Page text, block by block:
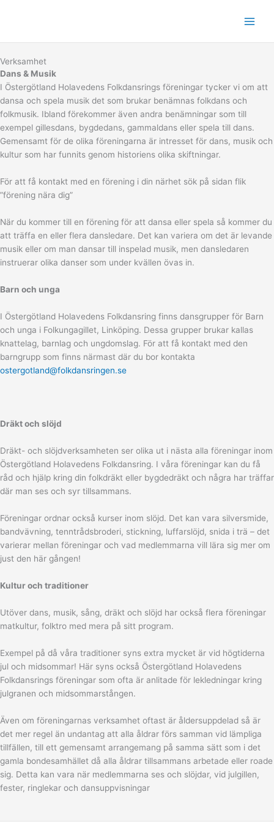
Verksamhet
Dans & Musik
I Östergötland Holavedens Folkdansrings föreningar tycker vi om att
dansa och spela musik det som brukar benämnas folkdans och
folkmusik. Ibland förekommer även andra benämningar som till
exempel gillesdans, bygdedans, gammaldans eller spela till dans.
Gemensamt för de olika föreningarna är intresset för dans, musik och
kultur som har funnits genom historiens olika skiftningar.
För att få kontakt med en förening i din närhet sök på sidan flik
”förening nära dig”
När du kommer till en förening för att dansa eller spela så kommer du
att träffa en eller flera dansledare. Det kan variera om det är levande
musik eller om man dansar till inspelad musik, men dansledaren
instruerar olika danser som under kvällen övas in.
Barn och unga
I Östergötland Holavedens Folkdansring finns dansgrupper för Barn
och unga i Folkungagillet, Linköping. Dessa grupper brukar kallas
knattelag, barnlag och ungdomslag. För att få kontakt med den
barngrupp som finns närmast där du bor kontakta
ostergotland@folkdansringen.se
Dräkt och slöjd
Dräkt- och slöjdverksamheten ser olika ut i nästa alla föreningar inom
Östergötland Holavedens Folkdansring. I våra föreningar kan du få
råd och hjälp kring din folkdräkt eller bygdedräkt och några har träffar
där man ses och syr tillsammans.
Föreningar ordnar också kurser inom slöjd. Det kan vara silversmide,
bandvävning, tenntrådsbroderi, stickning, luffarslöjd, snida i trä – det
varierar mellan föreningar och vad medlemmarna vill lära sig mer om
just den här gången!
Kultur och traditioner
Utöver dans, musik, sång, dräkt och slöjd har också flera föreningar
matkultur, folktro med mera på sitt program.
Exempel på då våra traditioner syns extra mycket är vid högtiderna
jul och midsommar! Här syns också Östergötland Holavedens
Folkdansrings föreningar som ofta är anlitade för lekledningar kring
julgranen och midsommarstången.
Även om föreningarnas verksamhet oftast är åldersuppdelad så är
det mer regel än undantag att alla åldrar förs samman vid lämpliga
tillfällen, till ett gemensamt arrangemang på samma sätt som i det
gamla bondesamhället då alla åldrar tillsammans arbetade eller roade
sig. Detta kan vara när medlemmarna ses och slöjdar, vid julgillen,
fester, ringlekar och dansuppvisningar